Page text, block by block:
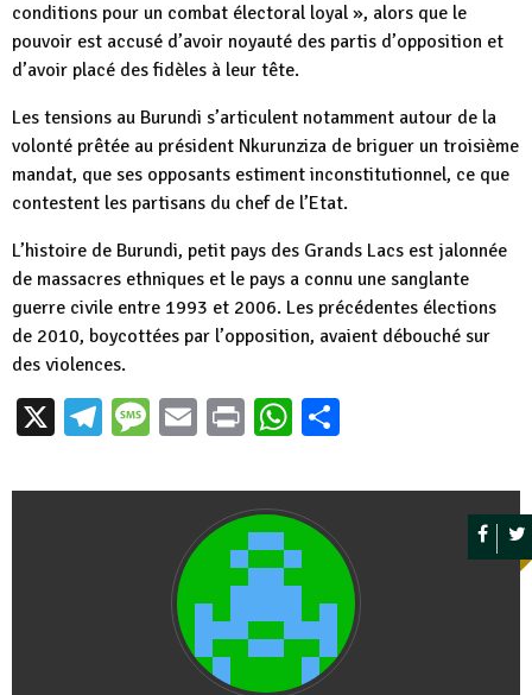
conditions pour un combat électoral loyal », alors que le
pouvoir est accusé d’avoir noyauté des partis d’opposition et
d’avoir placé des fidèles à leur tête.
Les tensions au Burundi s’articulent notamment autour de la
volonté prêtée au président Nkurunziza de briguer un troisième
mandat, que ses opposants estiment inconstitutionnel, ce que
contestent les partisans du chef de l’Etat.
L’histoire de Burundi, petit pays des Grands Lacs est jalonnée
de massacres ethniques et le pays a connu une sanglante
guerre civile entre 1993 et 2006. Les précédentes élections
de 2010, boycottées par l’opposition, avaient débouché sur
des violences.
X Telegram
Message
EmailPrintWhatsApp